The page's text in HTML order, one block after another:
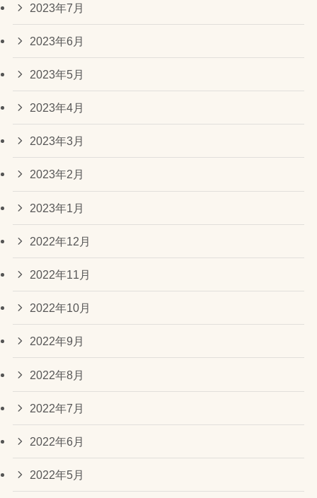
2023年7月
2023年6月
2023年5月
2023年4月
2023年3月
2023年2月
2023年1月
2022年12月
2022年11月
2022年10月
2022年9月
2022年8月
2022年7月
2022年6月
2022年5月